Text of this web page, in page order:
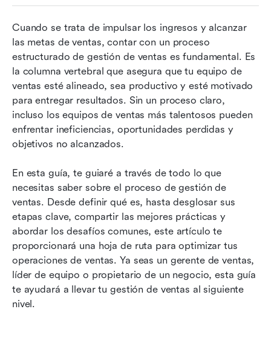
Cuando se trata de impulsar los ingresos y alcanzar
las metas de ventas, contar con un proceso
estructurado de gestión de ventas es fundamental. Es
la columna vertebral que asegura que tu equipo de
ventas esté alineado, sea productivo y esté motivado
para entregar resultados. Sin un proceso claro,
incluso los equipos de ventas más talentosos pueden
enfrentar ineficiencias, oportunidades perdidas y
objetivos no alcanzados.
En esta guía, te guiaré a través de todo lo que
necesitas saber sobre el proceso de gestión de
ventas. Desde definir qué es, hasta desglosar sus
etapas clave, compartir las mejores prácticas y
abordar los desafíos comunes, este artículo te
proporcionará una hoja de ruta para optimizar tus
operaciones de ventas. Ya seas un gerente de ventas,
líder de equipo o propietario de un negocio, esta guía
te ayudará a llevar tu gestión de ventas al siguiente
nivel.
estructurado de gestión de ventas?
Las 4 etapas clave del proceso de gestión de
ventas
Mejores prácticas y superación de desafíos en
la gestión de ventas
El papel de la tecnología en la gestión moderna
de ventas
Cómo construir y medir un proceso efectivo de
gestión de ventas
Reflexiones finales: Llevar tu proceso de gestión
de ventas al siguiente nivel